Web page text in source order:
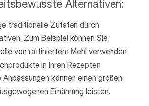
Alternativen:
traditionelle Zutaten durch
Zum Beispiel können Sie
von raffiniertem Mehl verwenden
in Ihren Rezepten
Anpassungen können einen großen
Ernährung leisten.